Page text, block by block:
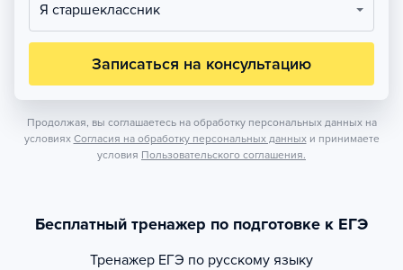
Я старшеклассник
Записаться на консультацию
Продолжая, вы соглашаетесь на обработку персональных данных на
условиях Согласия на обработку персональных данных и принимаете
условия Пользовательского соглашения.
Бесплатный тренажер по подготовке к ЕГЭ
Тренажер ЕГЭ по русскому языку